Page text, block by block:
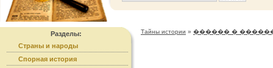
Разделы:
Страны и народы
Спорная история
Тайны истории » ������ �